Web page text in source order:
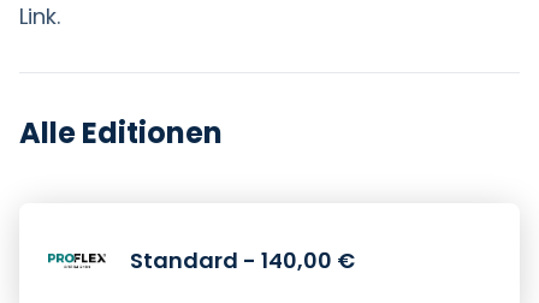
Link.
Alle Editionen
Standard - 140,00 €